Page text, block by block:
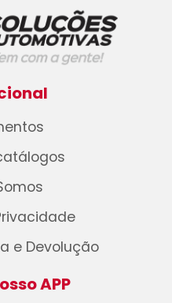
e Devolução
APP